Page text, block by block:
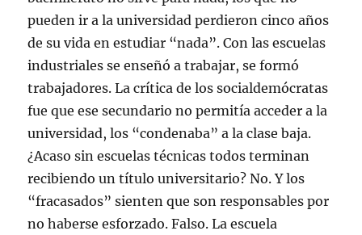
pueden ir a la universidad perdieron cinco años
de su vida en estudiar “nada”. Con las escuelas
industriales se enseñó a trabajar, se formó
trabajadores. La crítica de los socialdemócratas
fue que ese secundario no permitía acceder a la
universidad, los “condenaba” a la clase baja.
¿Acaso sin escuelas técnicas todos terminan
recibiendo un título universitario? No. Y los
“fracasados” sienten que son responsables por
no haberse esforzado. Falso. La escuela